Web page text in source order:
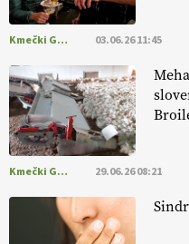
Kmečki Glas 03.06.26 11:45
Kmečki Glas 29.06.26 08:21